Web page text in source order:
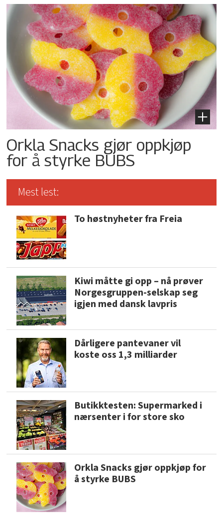
Orkla Snacks gjør oppkjøp
for å styrke BUBS
Mest lest:
To høstnyheter fra Freia
Kiwi måtte gi opp – nå prøver
Norgesgruppen-selskap seg
igjen med dansk lavpris
Dårligere pantevaner vil
koste oss 1,3 milliarder
Butikktesten: Supermarked i
nærsenter i for store sko
Orkla Snacks gjør oppkjøp for
å styrke BUBS